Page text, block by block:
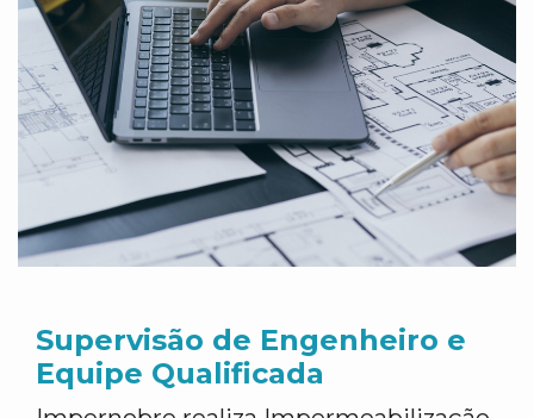
Supervisão de Engenheiro e
Equipe Qualificada